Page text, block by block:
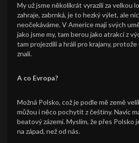
My už jsme několikrát vyrazili za velkou
zahraje, zabrnká, je to hezký výlet, ale
neočekáváme. V Americe mají svých
jako jsme my, tam berou jako atrakci z
tam projezdili a hráli pro krajany,
znali.
A co Evropa?
Možná Polsko, což je podle mě země
můžou i něco pochytit z češtiny. Navíc
beatový zázemí. Myslím, že přes Polsko
na západ, než od nás.